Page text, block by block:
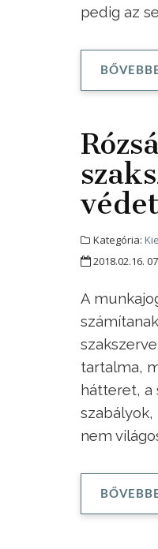
pedig az
Kategória:
2018.02.16.
A
tartalma,
hátteret, a
nem